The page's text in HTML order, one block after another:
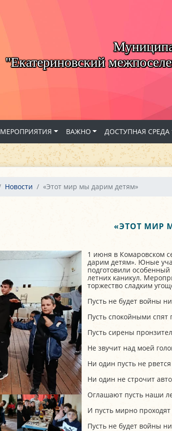
"Екатериновский
МЕРОПРИЯТИЯ ВАЖНО ДОСТУПНАЯ СРЕДА
Новости «Этот мир мы дарим детям»
«ЭТОТ МИР
1 июня в Комаровском
дарим детям». Юные
подготовили
летних каникул.
торжество сладким
Пусть не будет войны
Пусть спокойными спят
Пусть сирены
Не звучит над моей
Ни один пусть не
Ни один не строчит
Оглашают пусть наши
И пусть мирно проходят
Пусть не будет войны